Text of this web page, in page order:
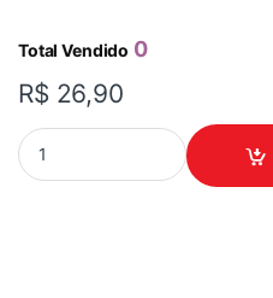
Total Vendido 0
R$ 26,90
ADAPTADOR T PARA TANQUE